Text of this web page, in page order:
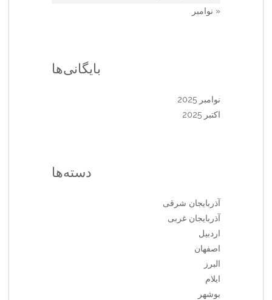
« نوامبر
بایگانی‌ها
نوامبر 2025
اکتبر 2025
دسته‌ها
آذربایجان شرقی
آذربایجان غربی
اردبیل
اصفهان
البرز
ایلام
بوشهر